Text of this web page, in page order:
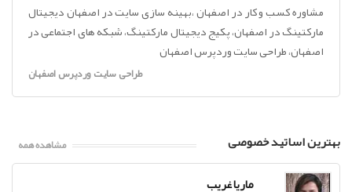
مشاوره کسب و کار در اصفهان ،بهینه سازی سایت در اصفهان دیجیتال
مارکتینگ در اصفهان، پکیج دیجیتال مارکتینگ، شبکه های اجتماعی در
اصفهان، طراحی سایت وردپرس اصفهان
طراحی سایت وردپرس اصفهان
بهترین اساتید خصوصی مشاهده همه
ماریا غریب